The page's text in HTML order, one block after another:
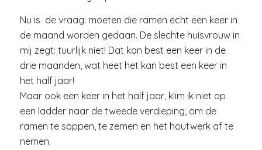
Nu is de vraag: moeten die ramen echt een keer in
de maand worden gedaan. De slechte huisvrouw in
mij zegt: tuurlijk niet! Dat kan best een keer in de
drie maanden, wat heet het kan best een keer in
het half jaar!
Maar ook een keer in het half jaar, klim ik niet op
een ladder naar de tweede verdieping, om de
ramen te soppen, te zemen en het houtwerk af te
nemen.